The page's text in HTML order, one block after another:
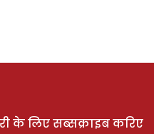
के लिए सब्सक्राइब करिए